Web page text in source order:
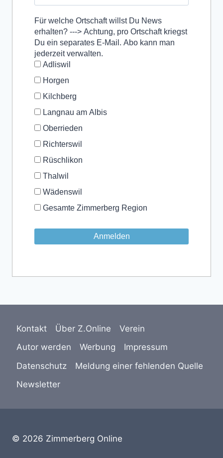
Für welche Ortschaft willst Du News
erhalten? ---> Achtung, pro Ortschaft kriegst
Du ein separates E-Mail. Abo kann man
jederzeit verwalten.
Adliswil
Horgen
Kilchberg
Langnau am Albis
Oberrieden
Richterswil
Rüschlikon
Thalwil
Wädenswil
Gesamte Zimmerberg Region
Kontakt Über Z.Online
Verein
Autor werden
Werbung
Impressum
Datenschutz
Meldung einer fehlenden Quelle
Newsletter
© 2026 Zimmerberg Online